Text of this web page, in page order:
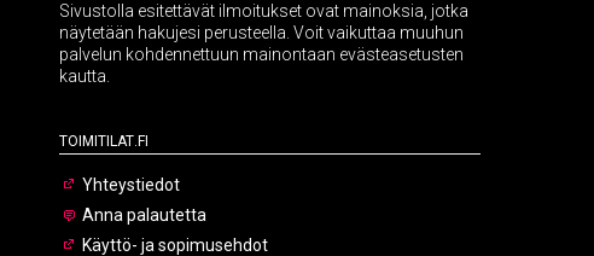
Sivustolla esitettävät ilmoitukset ovat mainoksia, jotka
näytetään hakujesi perusteella. Voit vaikuttaa muuhun
palvelun kohdennettuun mainontaan evästeasetusten
kautta.
Toimitilat.fi
Yhteystiedot
Anna palautetta
Käyttö- ja sopimusehdot